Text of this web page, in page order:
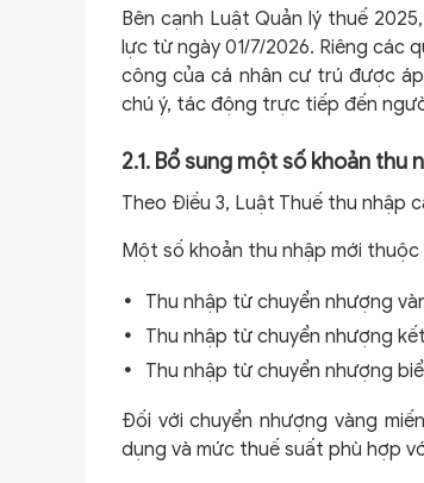
Bên cạnh Luật Quản lý thuế
lực từ ngày 01/7/2026. Riêng các
công của cá nhân cư trú được
chú ý, tác động trực tiếp đến
2.1. Bổ sung một số khoản thu
Theo Điều 3, Luật Thuế thu nhập
Một số khoản thu nhập mới thuộc
Thu nhập từ chuyển nhượng
Thu nhập từ chuyển nhượng
Thu nhập từ chuyển nhượng
Đối với chuyển nhượng vàng
dụng và mức thuế suất phù hợp